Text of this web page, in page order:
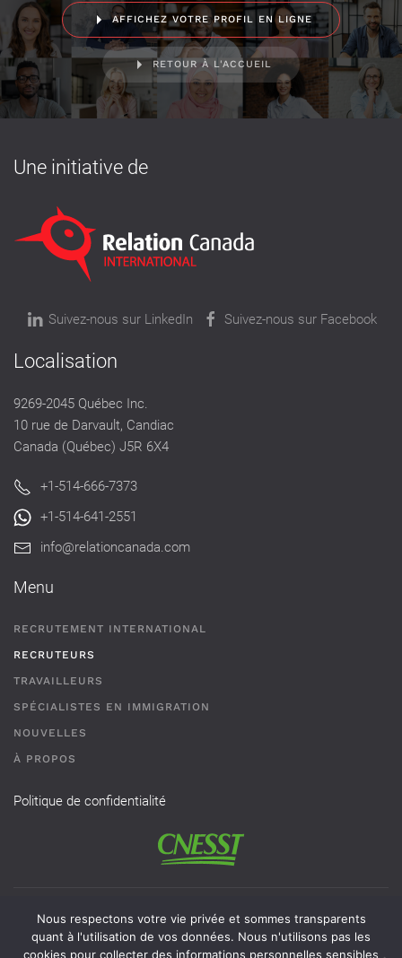
AFFICHEZ VOTRE PROFIL EN LIGNE
RETOUR À L'ACCUEIL
Une initiative de
Suivez-nous sur LinkedIn Suivez-nous sur Facebook
Localisation
9269-2045 Québec Inc.
10 rue de Darvault, Candiac
Canada (Québec) J5R 6X4
+1-514-666-7373
+1-514-641-2551
info@relationcanada.com
Menu
RECRUTEMENT INTERNATIONAL
RECRUTEURS
TRAVAILLEURS
SPÉCIALISTES EN IMMIGRATION
NOUVELLES
À PROPOS
Politique de confidentialité
Permis de recrutement # AR-2101593 - Une agence de
recrutement de travailleurs étrangers temporaires doit
Nous respectons votre vie privée et sommes transparents
quant à l'utilisation de vos données. Nous n'utilisons pas les
cookies pour collecter des informations personnelles sensibles